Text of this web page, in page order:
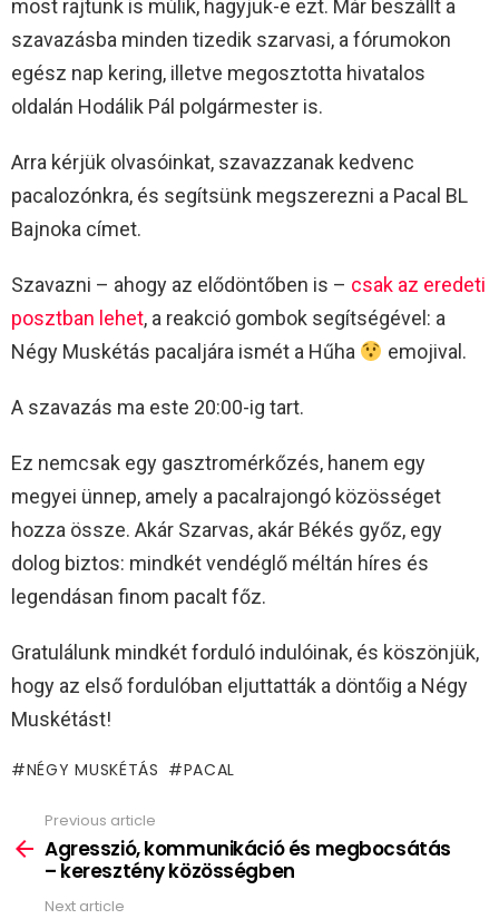
most rajtunk is múlik, hagyjuk-e ezt. Már beszállt a
szavazásba minden tizedik szarvasi, a fórumokon
egész nap kering, illetve megosztotta hivatalos
oldalán Hodálik Pál polgármester is.
Arra kérjük olvasóinkat, szavazzanak kedvenc
pacalozónkra, és segítsünk megszerezni a Pacal BL
Bajnoka címet.
Szavazni – ahogy az elődöntőben is – csak az eredeti
posztban lehet, a reakció gombok segítségével: a
Négy Muskétás pacaljára ismét a Hűha
emojival.
A szavazás ma este 20:00-ig tart.
Ez nemcsak egy gasztromérkőzés, hanem egy
megyei ünnep, amely a pacalrajongó közösséget
hozza össze. Akár Szarvas, akár Békés győz, egy
dolog biztos: mindkét vendéglő méltán híres és
legendásan finom pacalt főz.
Gratulálunk mindkét forduló indulóinak, és köszönjük,
hogy az első fordulóban eljuttatták a döntőig a Négy
Muskétást!
NÉGY MUSKÉTÁS PACAL
more
Previous article
Agresszió, kommunikáció és megbocsátás
– keresztény közösségben
Next article